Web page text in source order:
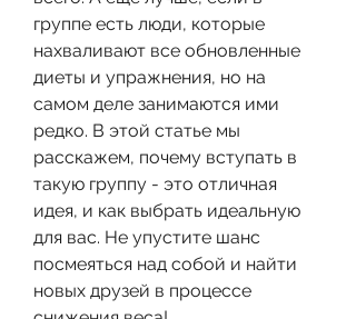
группе есть люди, которые
нахваливают все обновленные
диеты и упражнения, но на
самом деле занимаются ими
редко. В этой статье мы
расскажем, почему вступать в
такую группу - это отличная
идея, и как выбрать идеальную
для вас. Не упустите шанс
посмеяться над собой и найти
новых друзей в процессе